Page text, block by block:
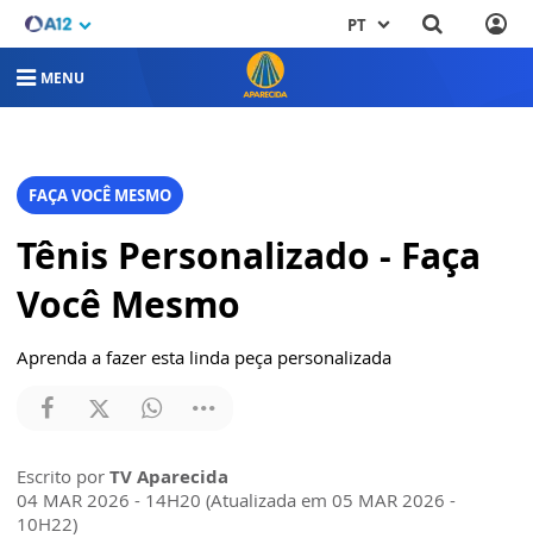
PT
MENU
FAÇA VOCÊ MESMO
Tênis Personalizado - Faça
Você Mesmo
Aprenda a fazer esta linda peça personalizada
Escrito por TV Aparecida
04 MAR 2026 - 14H20 (Atualizada em 05 MAR 2026 -
10H22)